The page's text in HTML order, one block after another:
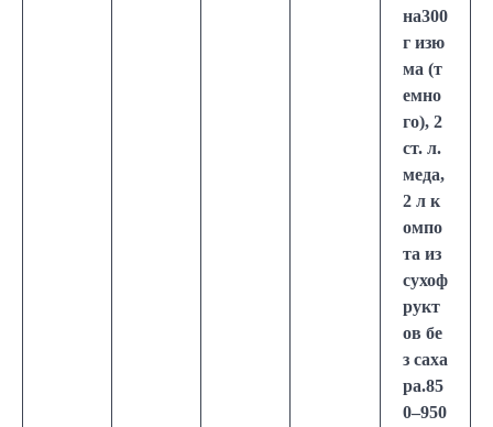
на300
г изю
ма (т
емно
го), 2
ст. л.
меда,
2 л к
омпо
та из
сухоф
рукт
ов бе
з саха
ра.85
0–950